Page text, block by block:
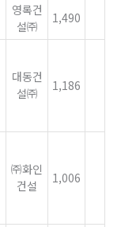
영록건
설㈜
1,490
대동건
설㈜
1,186
㈜화인
건설
1,006